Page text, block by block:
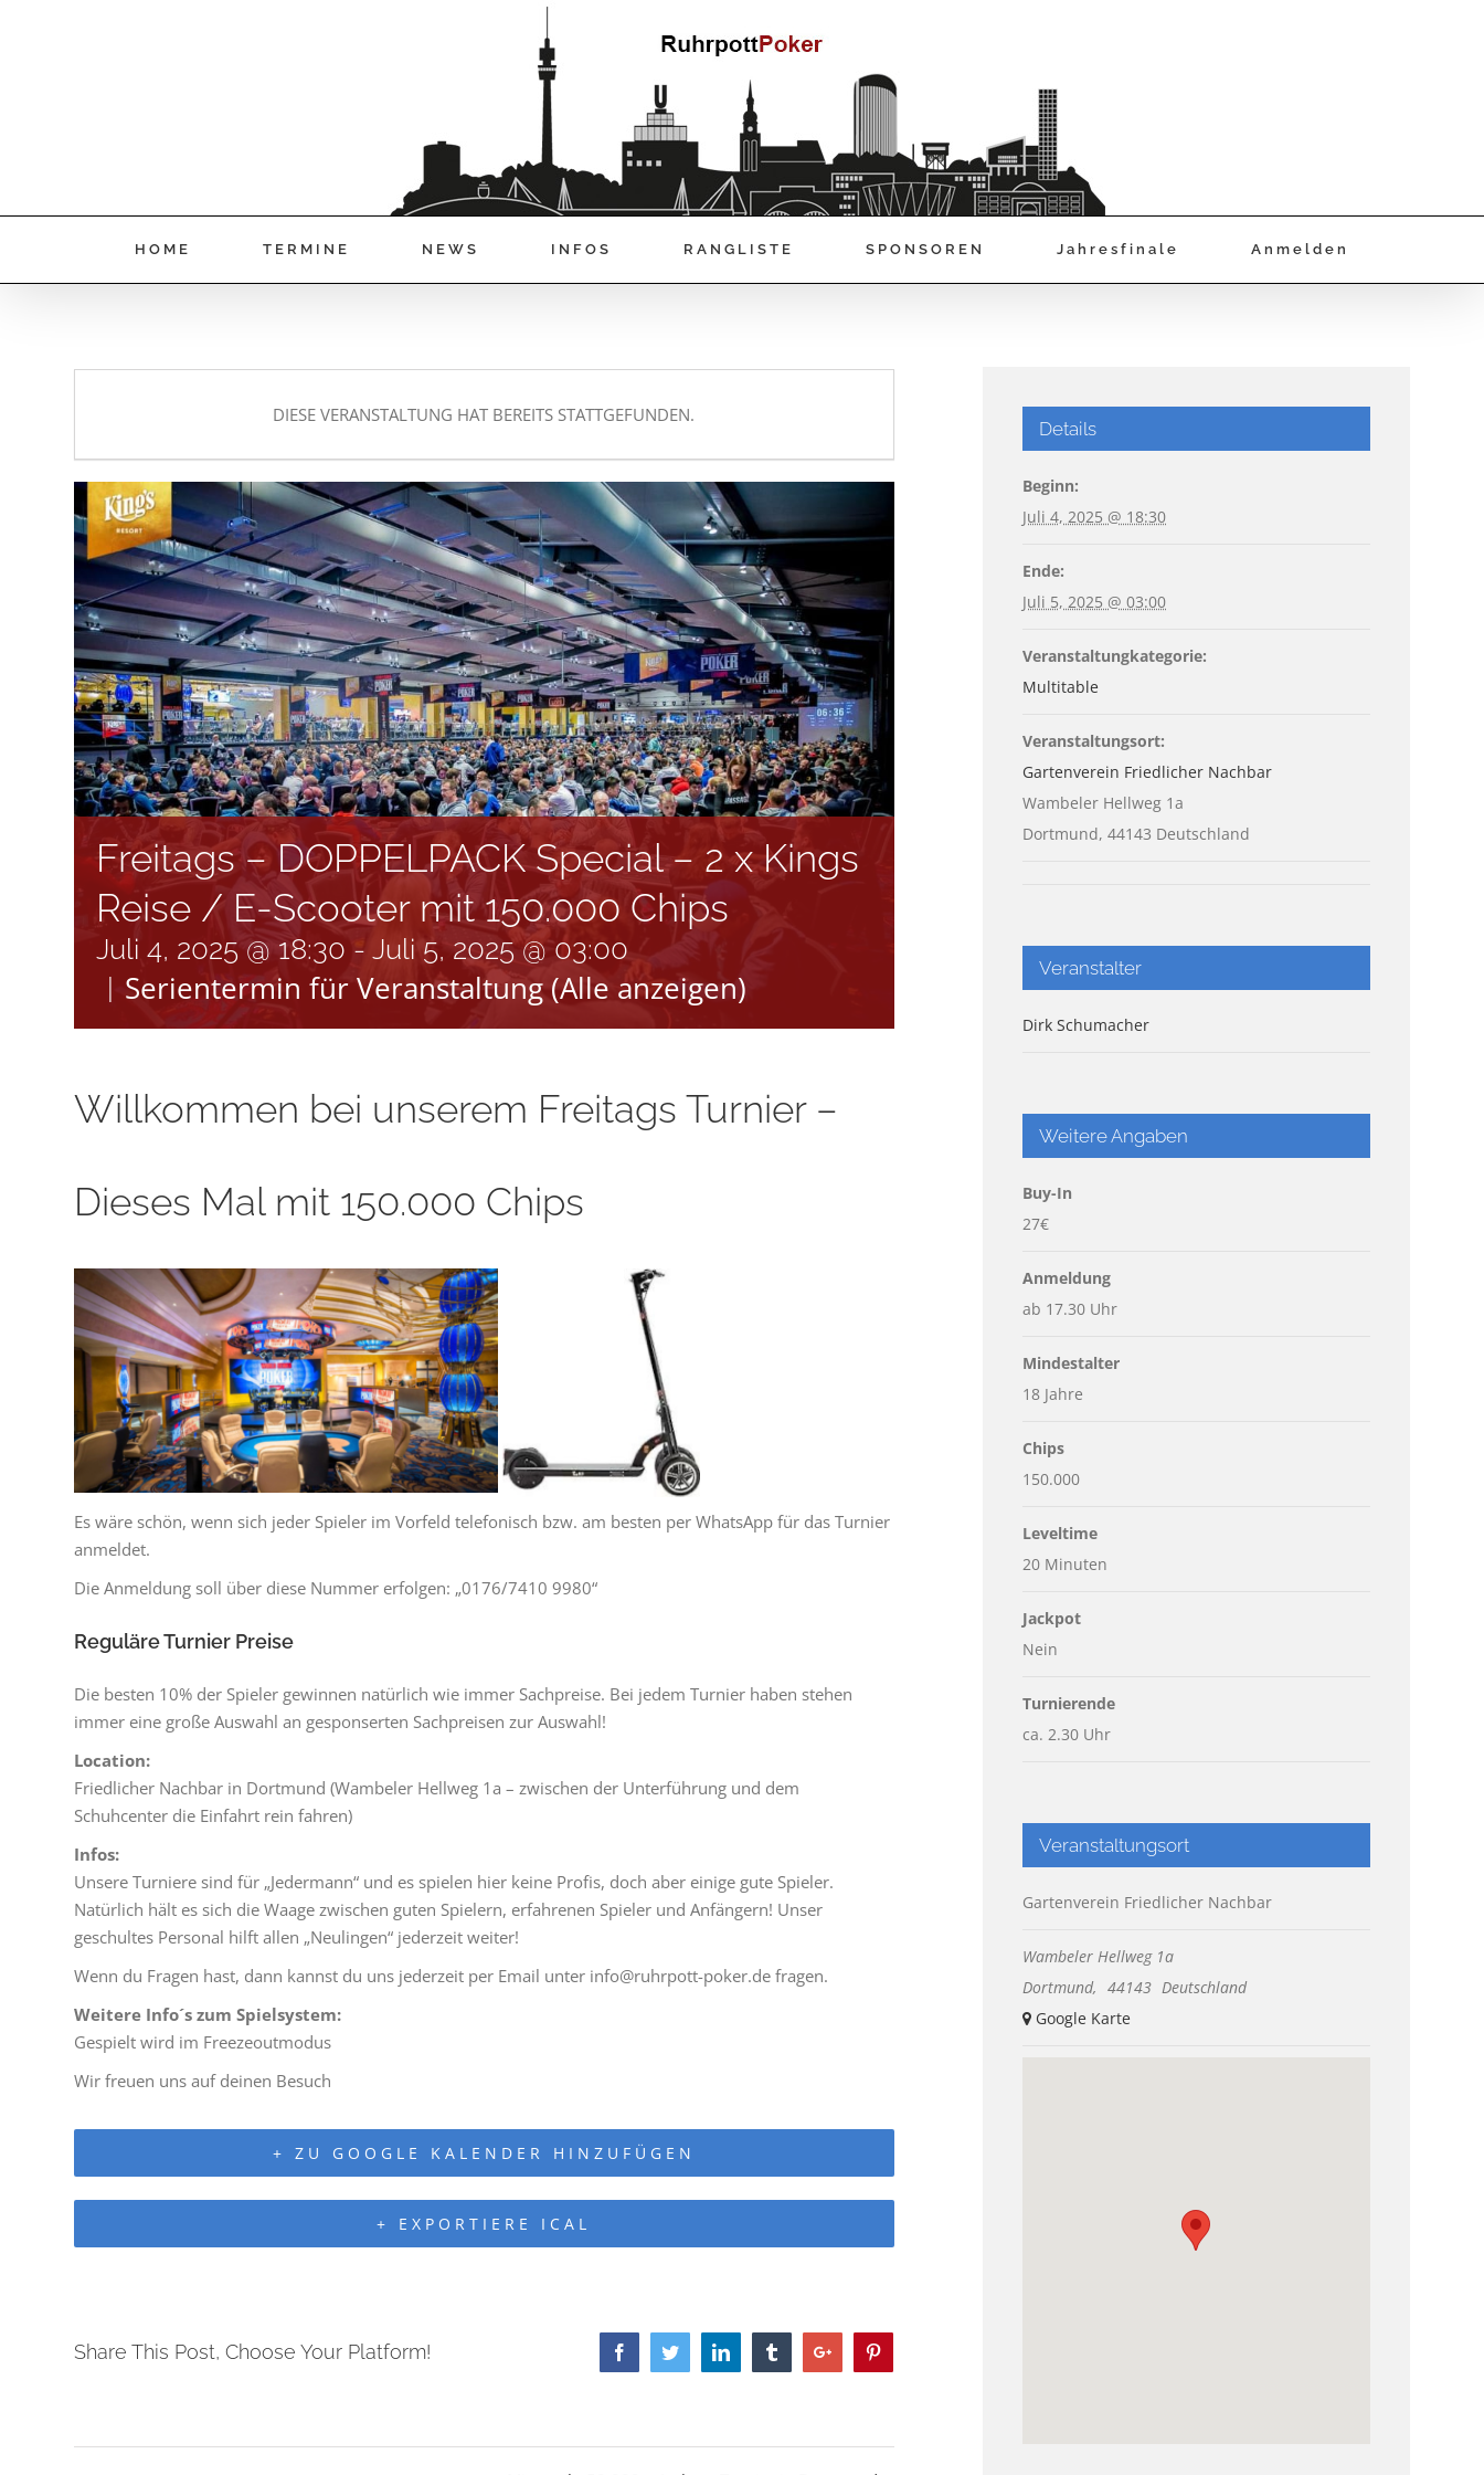
HOME TERMINE NEWS INFOS RANGLISTE SPONSOREN Jahresfinale Anmelden
DIESE VERANSTALTUNG HAT BEREITS STATTGEFUNDEN.
Freitags – DOPPELPACK Special – 2 x Kings
Reise / E-Scooter mit 150.000 Chips
Juli 4, 2025 @ 18:30 -Juli 5, 2025 @ 03:00
Serientermin für Veranstaltung(Alle anzeigen)
Willkommen bei unserem Freitags Turnier –
Dieses Mal mit 150.000 Chips
Es wäre schön, wenn sich jeder Spieler im Vorfeld telefonisch bzw. am besten per WhatsApp für das Turnier
anmeldet.
Die Anmeldung soll über diese Nummer erfolgen: „0176/7410 9980“
Reguläre Turnier Preise
Die besten 10% der Spieler gewinnen natürlich wie immer Sachpreise. Bei jedem Turnier haben stehen
immer eine große Auswahl an gesponserten Sachpreisen zur Auswahl!
Location:
Friedlicher Nachbar in Dortmund (Wambeler Hellweg 1a – zwischen der Unterführung und dem
Schuhcenter die Einfahrt rein fahren)
Infos:
Unsere Turniere sind für „Jedermann“ und es spielen hier keine Profis, doch aber einige gute Spieler.
Natürlich hält es sich die Waage zwischen guten Spielern, erfahrenen Spieler und Anfängern! Unser
geschultes Personal hilft allen „Neulingen“ jederzeit weiter!
Wenn du Fragen hast, dann kannst du uns jederzeit per Email unter info@ruhrpott-poker.de fragen.
Weitere Info´s zum Spielsystem:
Gespielt wird im Freezeoutmodus
Wir freuen uns auf deinen Besuch
+ ZU GOOGLE KALENDER HINZUFÜGEN
+ EXPORTIERE ICAL
Share This Post, Choose Your Platform! FacebookTwitterLinkedin TumblrGoogle+
Details
Beginn:
Juli 4, 2025 @ 18:30
Ende:
Juli 5, 2025 @ 03:00
Veranstaltungkategorie:
Multitable
Veranstaltungsort:
Gartenverein Friedlicher Nachbar
Wambeler Hellweg 1a
Dortmund, 44143 Deutschland
Veranstalter
Dirk Schumacher
Weitere Angaben
Buy-In
27€
Anmeldung
ab 17.30 Uhr
Mindestalter
18 Jahre
Chips
150.000
Leveltime
20 Minuten
Jackpot
Nein
Turnierende
ca. 2.30 Uhr
Veranstaltungsort
Gartenverein Friedlicher Nachbar
Wambeler Hellweg 1a
Dortmund, 44143 Deutschland
+ Google Karte